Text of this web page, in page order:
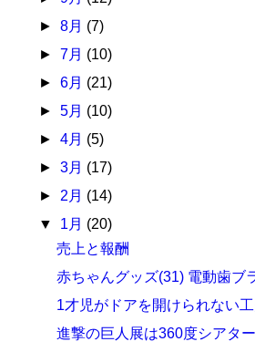
► 8月 (7)
► 7月 (10)
► 6月 (21)
► 5月 (10)
► 4月 (5)
► 3月 (17)
► 2月 (14)
▼ 1月 (20)
売上と報酬
赤ちゃんグッズ(31) 電動歯ブ
1才児がドアを開けられない
進撃の巨人展は360度シアタ